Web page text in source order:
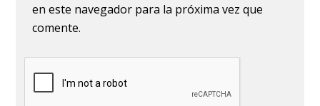
en este navegador para la próxima vez que
comente.